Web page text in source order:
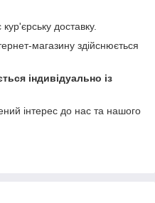
доставку.
магазину здійснюється
індивідуально із
інтерес до нас та нашого